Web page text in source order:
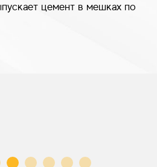
цемент в мешках по